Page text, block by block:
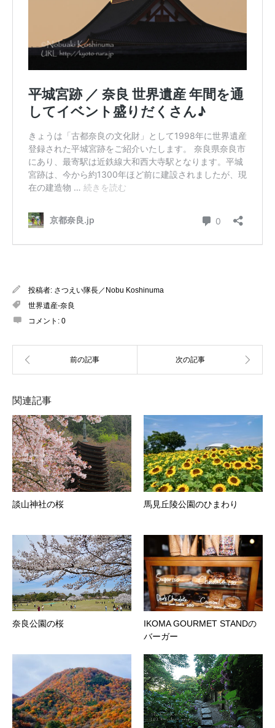
投稿者: さつえい隊長／Nobu Koshinuma
世界遺産-奈良
コメント: 0
関連記事
談山神社の桜 馬見丘陵公園のひまわり
奈良公園の桜
IKOMA GOURMET STANDの
バーガー